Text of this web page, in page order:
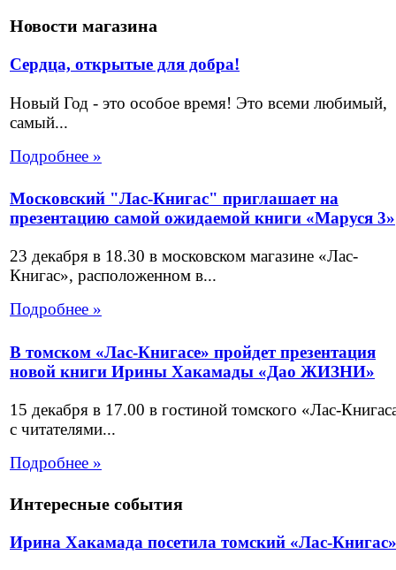
Новости магазина
Сердца, открытые для добра!
Новый Год - это особое время! Это всеми любимый,
самый...
Подробнее »
Московский "Лас-Книгас" приглашает на
презентацию самой ожидаемой книги «Маруся 3»
23 декабря в 18.30 в московском магазине «Лас-
Книгас», расположенном в...
Подробнее »
В томском «Лас-Книгасе» пройдет презентация
новой книги Ирины Хакамады «Дао ЖИЗНИ»
15 декабря в 17.00 в гостиной томского «Лас-
с читателями...
Подробнее »
Интересные события
Ирина Хакамада посетила томский «Лас-Книгас»